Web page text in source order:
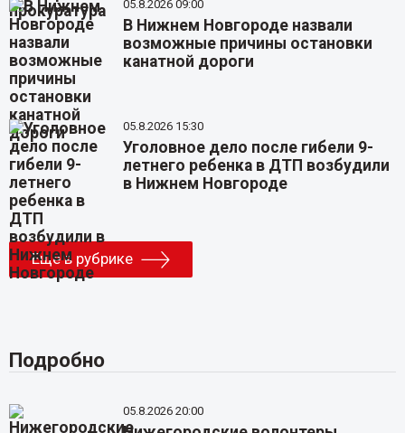
05.8.2026 09:00
В Нижнем Новгороде назвали
возможные причины остановки
канатной дороги
05.8.2026 15:30
Уголовное дело после гибели 9-
летнего ребенка в ДТП возбудили
в Нижнем Новгороде
Еще в рубрике
Подробно
05.8.2026 20:00